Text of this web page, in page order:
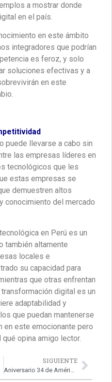
a mostrar donde
en el país.
en este ámbito
integradores que podrían
es feroz, y solo
soluciones efectivas y a
en este
puede llevarse a cabo sin
las empresas líderes en
tecnológicos que les
estas empresas se
demuestren altos
conocimiento del mercado
en Perú es un
también altamente
locales e
su capacidad para
que otras enfrentan
digital es un
adaptabilidad y
que puedan mantenerse
en este emocionante pero
opina amigo lector.
SIGUIENTE
Aniversario 34 de América Sistemas